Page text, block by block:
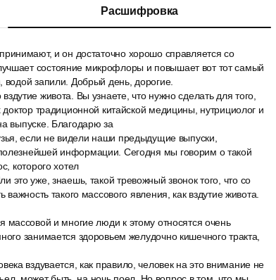
Расшифровка
и он достаточно хорошо справляется со
состояние микрофлоры и повышает вот тот самый
запили. Добрый день, дорогие.
живота. Вы узнаете, что нужно сделать для того,
традиционной китайской медицины, нутрициолог и
выпуске. Благодарю за
если не видели наши предыдущие выпуски,
информации. Сегодня мы говорим о такой
которого хотел
это уже, знаешь, такой тревожный звонок того, что со
такого массового явления, как вздутие живота.
массовой и многие люди к этому относятся очень
занимается здоровьем желудочно кишечного тракта,
вздувается, как правило, человек на это внимание не